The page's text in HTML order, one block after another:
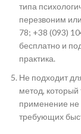
типа
перезвоним
78; +38 (093)
бесплатно и
практика.
Не подходит
метод, который
применение не
требующих